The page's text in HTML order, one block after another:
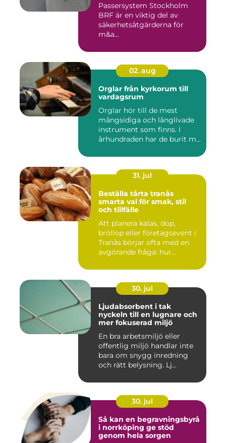
Passersystem Stockholm
BRF är en viktig del av
säkerhetsåtgärderna för
m&a...
02. aug
Orglar från kyrkorum till
vardagsrum
Orglar hör till de mest
mångsidiga och långlivade
instrument som finns. I
århundraden har de burit m...
31. jul
Beställa tårta tranås
smarta val för smak, stil
och tillfälle
Att planera kalas, dop,
bröllop eller företagsevent i
Tranås börjar ofta med en
avgörande fråga: hur...
30. jul
Ljudabsorbent i tak
nyckeln till en lugnare och
mer fokuserad miljö
En bra arbetsmiljö eller
offentlig miljö handlar inte
bara om snygg inredning
och rätt belysning. Lj...
30. jul
Så kan en begravningsbyrå
i norrköping ge stöd
genom hela sorgen